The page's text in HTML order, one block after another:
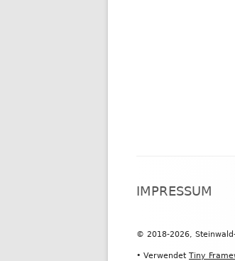
Inhalt
IMPRESSUM
© 2018-2026,
• Verwendet Tiny